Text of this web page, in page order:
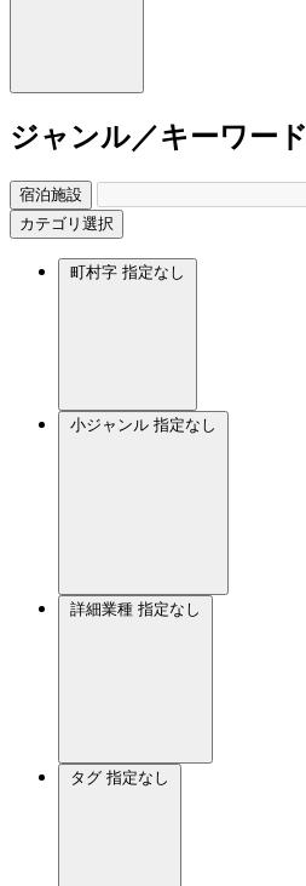
ジャンル／キーワード
宿泊施設
カテゴリ選択
町村字 指定なし
小ジャンル 指定なし
詳細業種 指定なし
タグ 指定なし